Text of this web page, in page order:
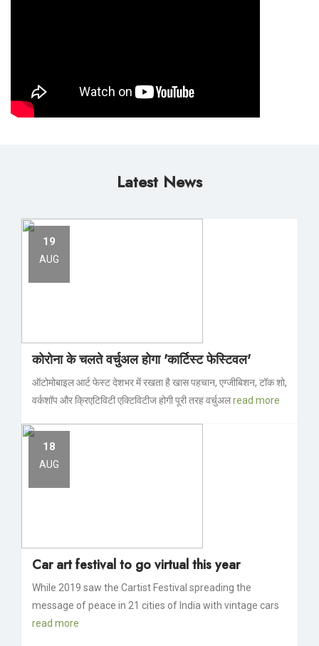
Latest News
19
AUG
कोरोना के चलते वर्चुअल होगा 'कार्टिस्ट फेस्टिवल'
ऑटोमोबाइल आर्ट फेस्ट देशभर में रखता है खास पहचान, एग्जीबिशन, टॉक शो,
वर्कशॉप और क्रिएटिविटी एक्टिविटीज होगी पूरी तरह वर्चुअलread more
18
AUG
Car art festival to go virtual this year
While 2019 saw the Cartist Festival spreading the
message of peace in 21 cities of India with vintage cars
read more